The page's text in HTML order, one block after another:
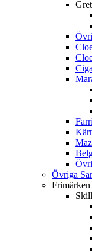
Övriga
Frimärken